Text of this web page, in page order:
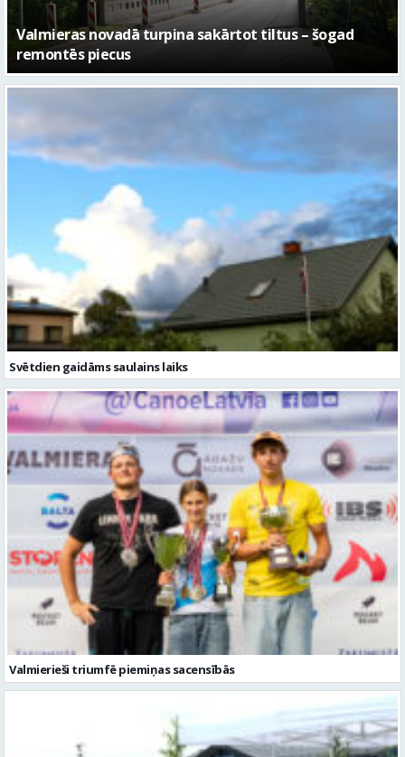
No pagaidu teātra līdz laikmetīgās kultūras centram
– kā attīstīsies “Kurtuve”
Svētdien gaidāms saulains laiks
Valmierieši triumfē piemiņas sacensībās